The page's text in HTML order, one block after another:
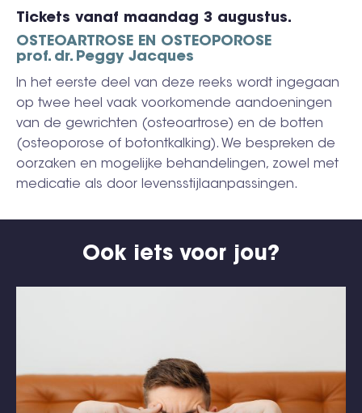
Tickets vanaf maandag 3 augustus.
OSTEOARTROSE EN OSTEOPOROSE
prof. dr. Peggy Jacques
In het eerste deel van deze reeks wordt ingegaan
op twee heel vaak voorkomende aandoeningen
van de gewrichten (osteoartrose) en de botten
(osteoporose of botontkalking). We bespreken de
oorzaken en mogelijke behandelingen, zowel met
medicatie als door levensstijlaanpassingen.
Ook iets voor jou?